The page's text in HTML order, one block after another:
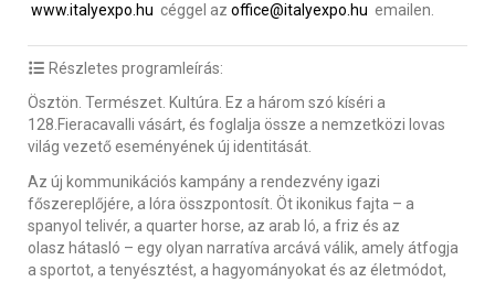
www.italyexpo.hu céggel az office@italyexpo.hu emailen.
Részletes programleírás:
Ösztön. Természet. Kultúra. Ez a három szó kíséri a
128.Fieracavalli vásárt, és foglalja össze a nemzetközi lovas
világ vezető eseményének új identitását.
Az új kommunikációs kampány a rendezvény igazi
főszereplőjére, a lóra összpontosít. Öt ikonikus fajta – a
spanyol telivér, a quarter horse, az arab ló, a friz és az
olasz hátasló – egy olyan narratíva arcává válik, amely átfogja
a sportot, a tenyésztést, a hagyományokat és az életmódot,